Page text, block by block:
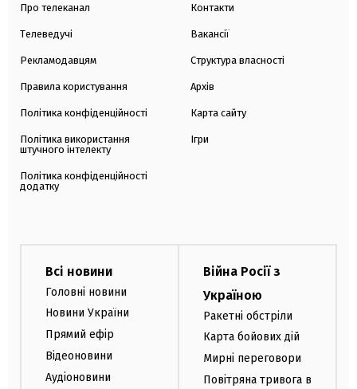
Про телеканал
Телеведучі
Рекламодавцям
Правила користування
Політика конфіденційності
Політика використання
штучного інтелекту
Політика конфіденційності
додатку
Контакти
Вакансії
Структура власності
Архів
Карта сайту
Ігри
Всі новини
Головні новини
Новини України
Прямий ефір
Відеоновини
Аудіоновини
Війна Росії з
Україною
Ракетні обстріли
Карта бойових дій
Мирні переговори
Повітряна тривога в